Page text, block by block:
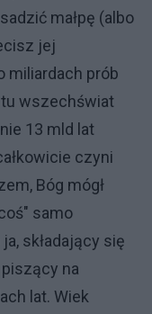
małpę (albo
jej
miliardach prób
wszechświat
13 mld lat
czyni
Bóg mógł
samo
składający się
na
lat. Wiek